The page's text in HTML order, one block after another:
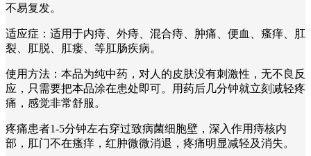
不易复发。
适应症：适用于内痔、外痔、混合痔、肿痛、便血、瘙痒、肛
裂、肛脱、肛瘘、等肛肠疾病。
使用方法：本品为纯中药，对人的皮肤没有刺激性，无不良反
应，只需要把本品涂在患处即可。用药后几分钟就立刻减轻疼
痛，感觉非常舒服。
疼痛患者1-5分钟左右穿过致病菌细胞壁，深入作用痔核内
部，肛门不在瘙痒，红肿微微消退，疼痛明显减轻及消失。